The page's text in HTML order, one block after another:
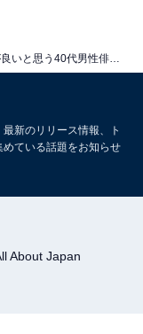
代女性俳優ランキン
新のリリース情報、ト
ている話題をお知らせ
About Japan